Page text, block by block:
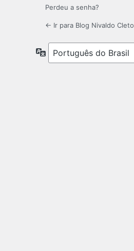
Perdeu a senha?
← Ir para Blog Nivaldo Cleto
Idioma